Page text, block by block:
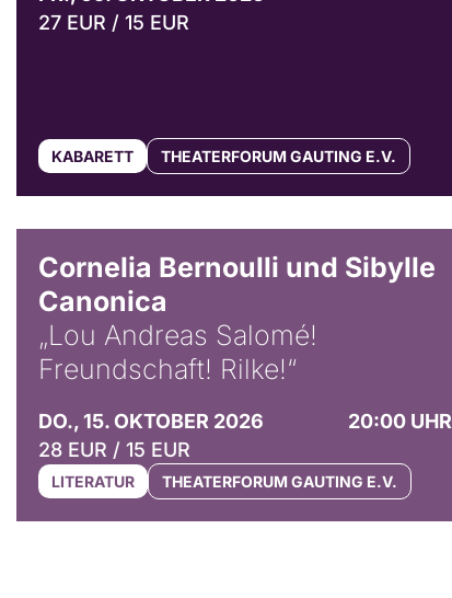
27 EUR / 15 EUR
KABARETT THEATERFORUM GAUTING E.V.
Cornelia Bernoulli und Sibylle
Canonica
„Lou Andreas Salomé!
Freundschaft! Rilke!“
DO., 15. OKTOBER 2026
20:00 UHR
28 EUR / 15 EUR
LITERATUR THEATERFORUM GAUTING E.V.